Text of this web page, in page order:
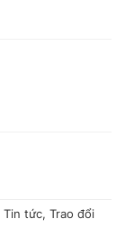
Tin tức, Trao đổi